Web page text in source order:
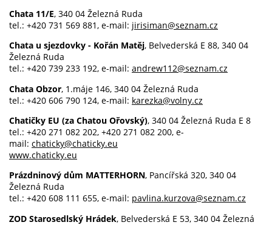
Chata 11/E, 340 04 Železná Ruda
tel.: +420 731 569 881, e-mail: jirisiman@seznam.cz
Chata u sjezdovky - Kořán Matěj, Belvederská E 88, 340 04
Železná Ruda
tel.: +420 739 233 192, e-mail: andrew112@seznam.cz
Chata Obzor, 1.máje 146, 340 04 Železná Ruda
tel.: +420 606 790 124, e-mail: karezka@volny.cz
Chatičky EU (za Chatou Ořovský), 340 04 Železná Ruda E 8
tel.: +420 271 082 202, +420 271 082 200, e-
mail: chaticky@chaticky.eu
www.chaticky.eu
Prázdninový dům MATTERHORN, Pancířská 320, 340 04
Železná Ruda
tel.: +420 608 111 655, e-mail: pavlina.kurzova@seznam.cz
ZOD Starosedlský Hrádek, Belvederská E 53, 340 04 Železná